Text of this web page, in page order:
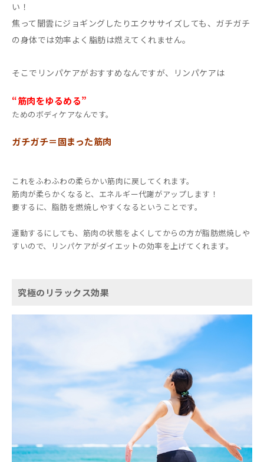
い！
焦って闇雲にジョギングしたりエクササイズしても、ガチガチ
の身体では効率よく脂肪は燃えてくれません。
そこでリンパケアがおすすめなんですが、リンパケアは
“筋肉をゆるめる”
ためのボディケアなんです。
ガチガチ＝固まった筋肉
これをふわふわの柔らかい筋肉に戻してくれます。
筋肉が柔らかくなると、エネルギー代謝がアップします！
要するに、脂肪を燃焼しやすくなるということです。
運動するにしても、筋肉の状態をよくしてからの方が脂肪燃焼しや
すいので、リンパケアがダイエットの効率を上げてくれます。
究極のリラックス効果